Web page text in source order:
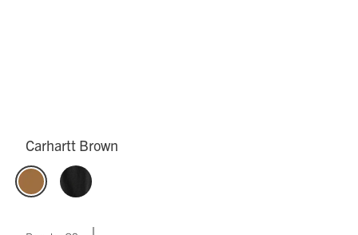
Carhartt Brown